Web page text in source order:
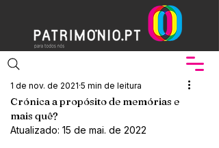
Crónica a propósito de memórias e
mais quê?
1 de nov. de 2021 5 min de leitura
Atualizado: 15 de mai. de 2022